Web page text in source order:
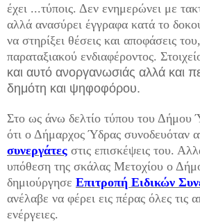
έχει ...τύποις. Δεν ενημερώνει με
αλλά ανασύρει έγγραφα κατά το
να στηρίξει θέσεις και αποφάσεις
παραταξιακού ενδιαφέροντος.
και αυτό ανοργανωσιάς αλλά και
δημότη και ψηφοφόρου.
Στο ως άνω δελτίο τύπου του Δήμου
ότι ο Δήμαρχος Ύδρας συνοδευόταν
συνεργάτες στις επισκέψεις του.
υπόθεση της σκάλας Μετοχίου ο
δημιούργησε Επιτροπή Ειδικών
ανέλαβε να φέρει εις πέρας όλες τις
ενέργειες.